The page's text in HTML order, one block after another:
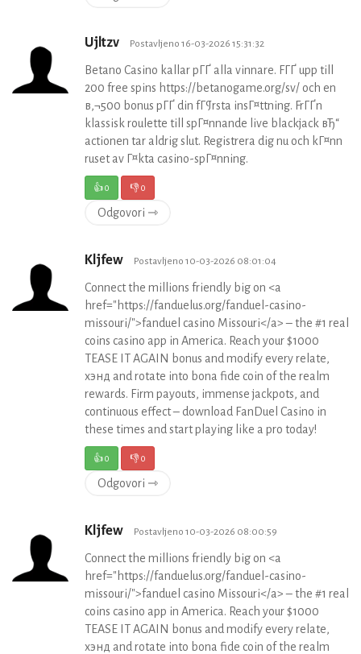
Ujltzv Postavljeno 16-03-2026 15:31:32
Betano Casino kallar pГҐ alla vinnare. FГҐ upp till
200 free spins https://betanogame.org/sv/ och en
в‚¬500 bonus pГҐ din fГ¶rsta insГ¤ttning. FrГҐn
klassisk roulette till spГ¤nnande live blackjack вЂ“
actionen tar aldrig slut. Registrera dig nu och kГ¤nn
ruset av Г¤kta casino-spГ¤nning.
👍0 👎0
Odgovori ⇾
Kljfew Postavljeno 10-03-2026 08:01:04
Connect the millions friendly big on <a
href="https://fanduelus.org/fanduel-casino-
missouri/">fanduel casino Missouri</a> – the #1 real
coins casino app in America. Reach your $1000
TEASE IT AGAIN bonus and modify every relate,
хэнд and rotate into bona fide coin of the realm
rewards. Firm payouts, immense jackpots, and
continuous effect – download FanDuel Casino in
these times and start playing like a pro today!
👍0 👎0
Odgovori ⇾
Kljfew Postavljeno 10-03-2026 08:00:59
Connect the millions friendly big on <a
href="https://fanduelus.org/fanduel-casino-
missouri/">fanduel casino Missouri</a> – the #1 real
coins casino app in America. Reach your $1000
TEASE IT AGAIN bonus and modify every relate,
хэнд and rotate into bona fide coin of the realm